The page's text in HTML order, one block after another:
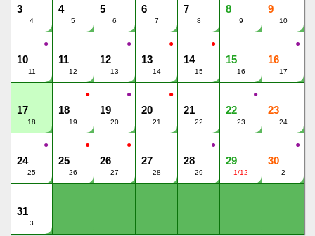
3
4
4
5
5
6
6
7
7
8
8
9
9
10
●
10
11
11
12
●
12
13
●
13
14
●
14
15
15
16
●
16
17
17
18
●
18
19
●
19
20
●
20
21
21
22
●
22
23
23
24
●
24
25
●
25
26
●
26
27
27
28
●
28
29
29
1/12
●
30
2
31
3